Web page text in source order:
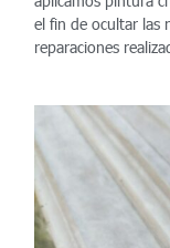
el fin de ocultar las
reparaciones